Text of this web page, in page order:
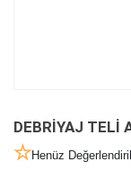
DEBRİYAJ TELİ
Henüz